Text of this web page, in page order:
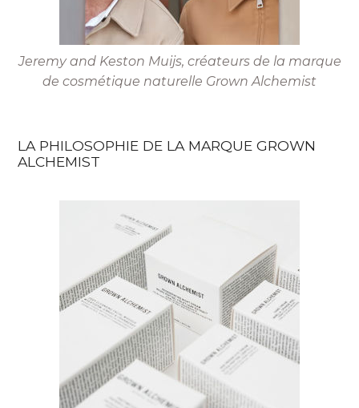
Jeremy and Keston Muijs, créateurs de la marque
de cosmétique naturelle Grown Alchemist
LA PHILOSOPHIE DE LA MARQUE GROWN
ALCHEMIST